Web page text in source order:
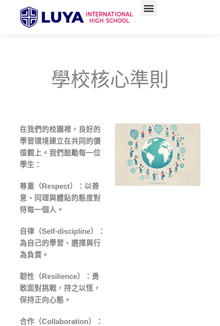
學校核心準則
在我們的校園裡，良好的
學習環境建立在共同的價
值觀上。我們鼓勵每一位
學生：
尊重（Respect）：以善
意、同理與體貼的態度對
待每一個人。
自律（Self-discipline）：
為自己的學習、選擇與行
為負責。
韌性（Resilience）：勇
敢面對挑戰，持之以恆，
保持正向心態。
合作（Collaboration）：